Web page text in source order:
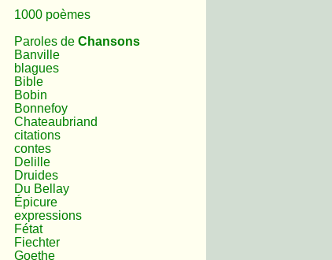
1000 poèmes
Paroles de Chansons
Banville
blagues
Bible
Bobin
Bonnefoy
Chateaubriand
citations
contes
Delille
Druides
Du Bellay
Épicure
expressions
Fétat
Fiechter
Goethe